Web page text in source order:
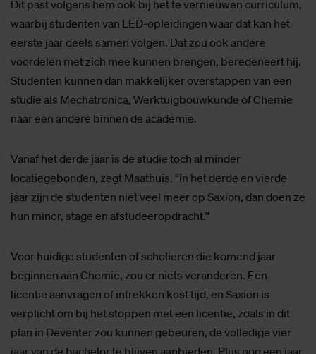
Dit past volgens hem ook bij het te vernieuwen curriculum,
waarbij studenten van LED-opleidingen waar dat kan het
eerste jaar deels samen volgen. Dat zou ook andere
voordelen met zich mee kunnen brengen, beredeneert hij.
Studenten kunnen dan makkelijker overstappen van een
studie als Mechatronica, Werktuigbouwkunde of Chemie
naar een andere binnen de academie.
Vanaf het derde jaar is de studie toch al minder
locatiegebonden, zegt Maathuis. “In het derde en vierde
jaar zijn de studenten niet veel meer op Saxion, dan doen ze
hun minor, stage en afstudeeropdracht.”
Voor huidige studenten of scholieren die komend jaar
beginnen aan Chemie, zou er niets veranderen. Een
licentie aanvragen of intrekken kost tijd, en Saxion is
verplicht om bij het stoppen met een licentie, zoals in dit
plan in Deventer zou kunnen gebeuren, de volledige vier
jaar van de bachelor te blijven aanbieden. Plus nog een jaar